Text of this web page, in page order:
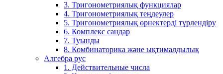
3. Тригонометриялық функциялар
4. Тригонометриялық теңдеулер
5. Тригонометриялық өрнектерді түрлендіру
6. Комплекс сандар
7. Туынды
8. Комбинаторика және ықтималдылық
Алгебра рус
1. Действительные числа